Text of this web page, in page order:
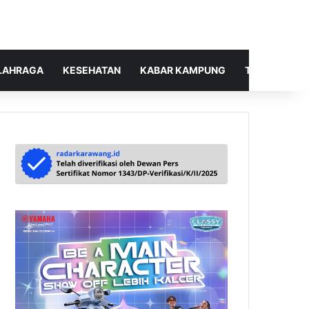
KESEHATAN KABAR KAMPUNG TELUSUR